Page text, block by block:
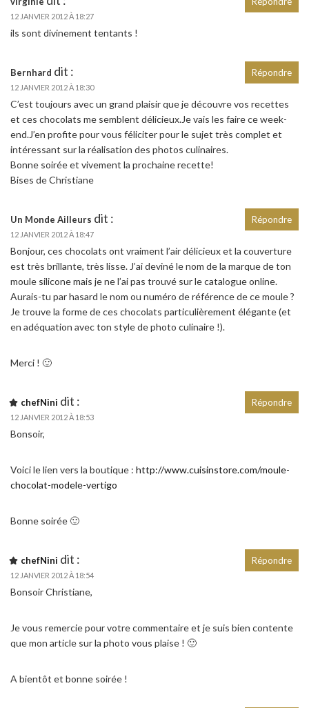
12 JANVIER 2012 À 18:27
ils sont divinement tentants !
Bernhard dit :
12 JANVIER 2012 À 18:30
C’est toujours avec un grand plaisir que je découvre vos recettes
et ces chocolats me semblent délicieux.Je vais les faire ce week-
end.J’en profite pour vous féliciter pour le sujet très complet et
intéressant sur la réalisation des photos culinaires.
Bonne soirée et vivement la prochaine recette!
Bises de Christiane
Répondre
Un Monde Ailleurs dit :
12 JANVIER 2012 À 18:47
Bonjour, ces chocolats ont vraiment l’air délicieux et la couverture
est très brillante, très lisse. J’ai deviné le nom de la marque de ton
moule silicone mais je ne l’ai pas trouvé sur le catalogue online.
Aurais-tu par hasard le nom ou numéro de référence de ce moule ?
Je trouve la forme de ces chocolats particulièrement élégante (et
en adéquation avec ton style de photo culinaire !).
Merci ! 🙂
Répondre
chefNini dit :
12 JANVIER 2012 À 18:53
Bonsoir,
Voici le lien vers la boutique : http://www.cuisinstore.com/moule-
chocolat-modele-vertigo
Bonne soirée 🙂
Répondre
chefNini dit :
12 JANVIER 2012 À 18:54
Bonsoir Christiane,
Je vous remercie pour votre commentaire et je suis bien contente
que mon article sur la photo vous plaise ! 🙂
A bientôt et bonne soirée !
Répondre